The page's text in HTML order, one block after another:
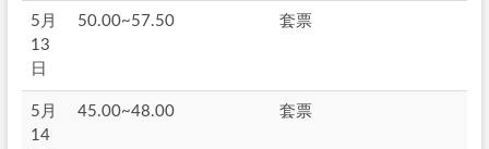
5月
13
日
50.00~57.50 套票
5月
14
45.00~48.00 套票